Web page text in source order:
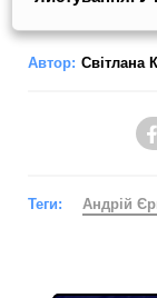
Автор: Світлана
Теги: Андрій